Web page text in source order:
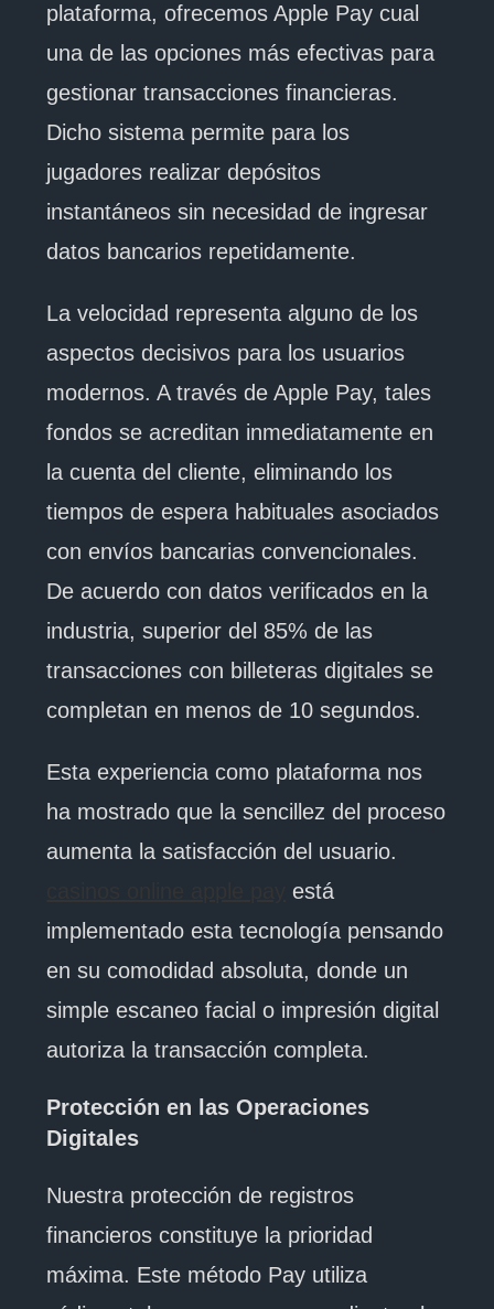
plataforma, ofrecemos Apple Pay cual
una de las opciones más efectivas para
gestionar transacciones financieras.
Dicho sistema permite para los
jugadores realizar depósitos
instantáneos sin necesidad de ingresar
datos bancarios repetidamente.
La velocidad representa alguno de los
aspectos decisivos para los usuarios
modernos. A través de Apple Pay, tales
fondos se acreditan inmediatamente en
la cuenta del cliente, eliminando los
tiempos de espera habituales asociados
con envíos bancarias convencionales.
De acuerdo con datos verificados en la
industria, superior del 85% de las
transacciones con billeteras digitales se
completan en menos de 10 segundos.
Esta experiencia como plataforma nos
ha mostrado que la sencillez del proceso
aumenta la satisfacción del usuario.
está
implementado esta tecnología pensando
en su comodidad absoluta, donde un
simple escaneo facial o impresión digital
autoriza la transacción completa.
Protección en las Operaciones
Digitales
Nuestra protección de registros
financieros constituye la prioridad
máxima. Este método Pay utiliza